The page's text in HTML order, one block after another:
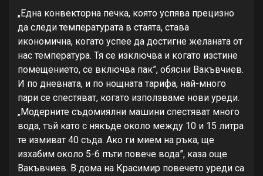
„Една конвекторна печка, която успява прецизно
да следи температурата в стаята, става
икономична, когато успее да достигне желаната от
нас температура. Тя се изключва и когато изстине
помещението, се включва пак”, обясни Вакъвчиев.
И по дневната, и по нощната тарифа, най-много
пари се спестяват, когато използваме нови уреди.
„Модерните съдомиялни машини спестяват много
вода, тъй като с някъде около между 10 и 15 литра
те измиват 40 съда. Ако ги мием на ръка, ще
изхабим около 5-6 пъти повече вода”, каза още
Вакъвчиев. В дома на Красимир повечето уреди са